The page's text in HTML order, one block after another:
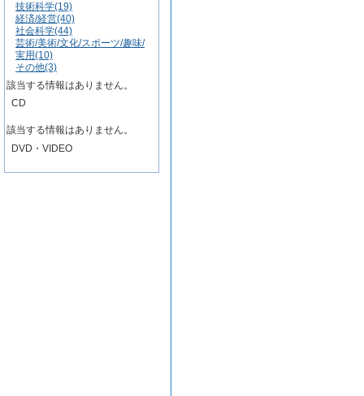
技術科学(19)
経済/経営(40)
社会科学(44)
芸術/美術/文化/スポーツ/趣味/
実用(10)
その他(3)
該当する情報はありません。
CD
該当する情報はありません。
DVD・VIDEO